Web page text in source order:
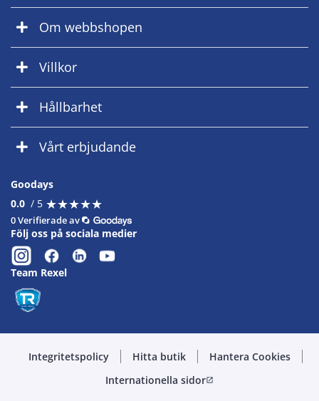
Om webbshopen
Villkor
Hållbarhet
Vårt erbjudande
Goodays
0.0 / 5 ★★★★★
★★★★★
0 Verifierade av
Följ oss på sociala medier
Team Rexel
Integritetspolicy Hitta butik
Hantera Cookies
Internationella sidoropen_in_new